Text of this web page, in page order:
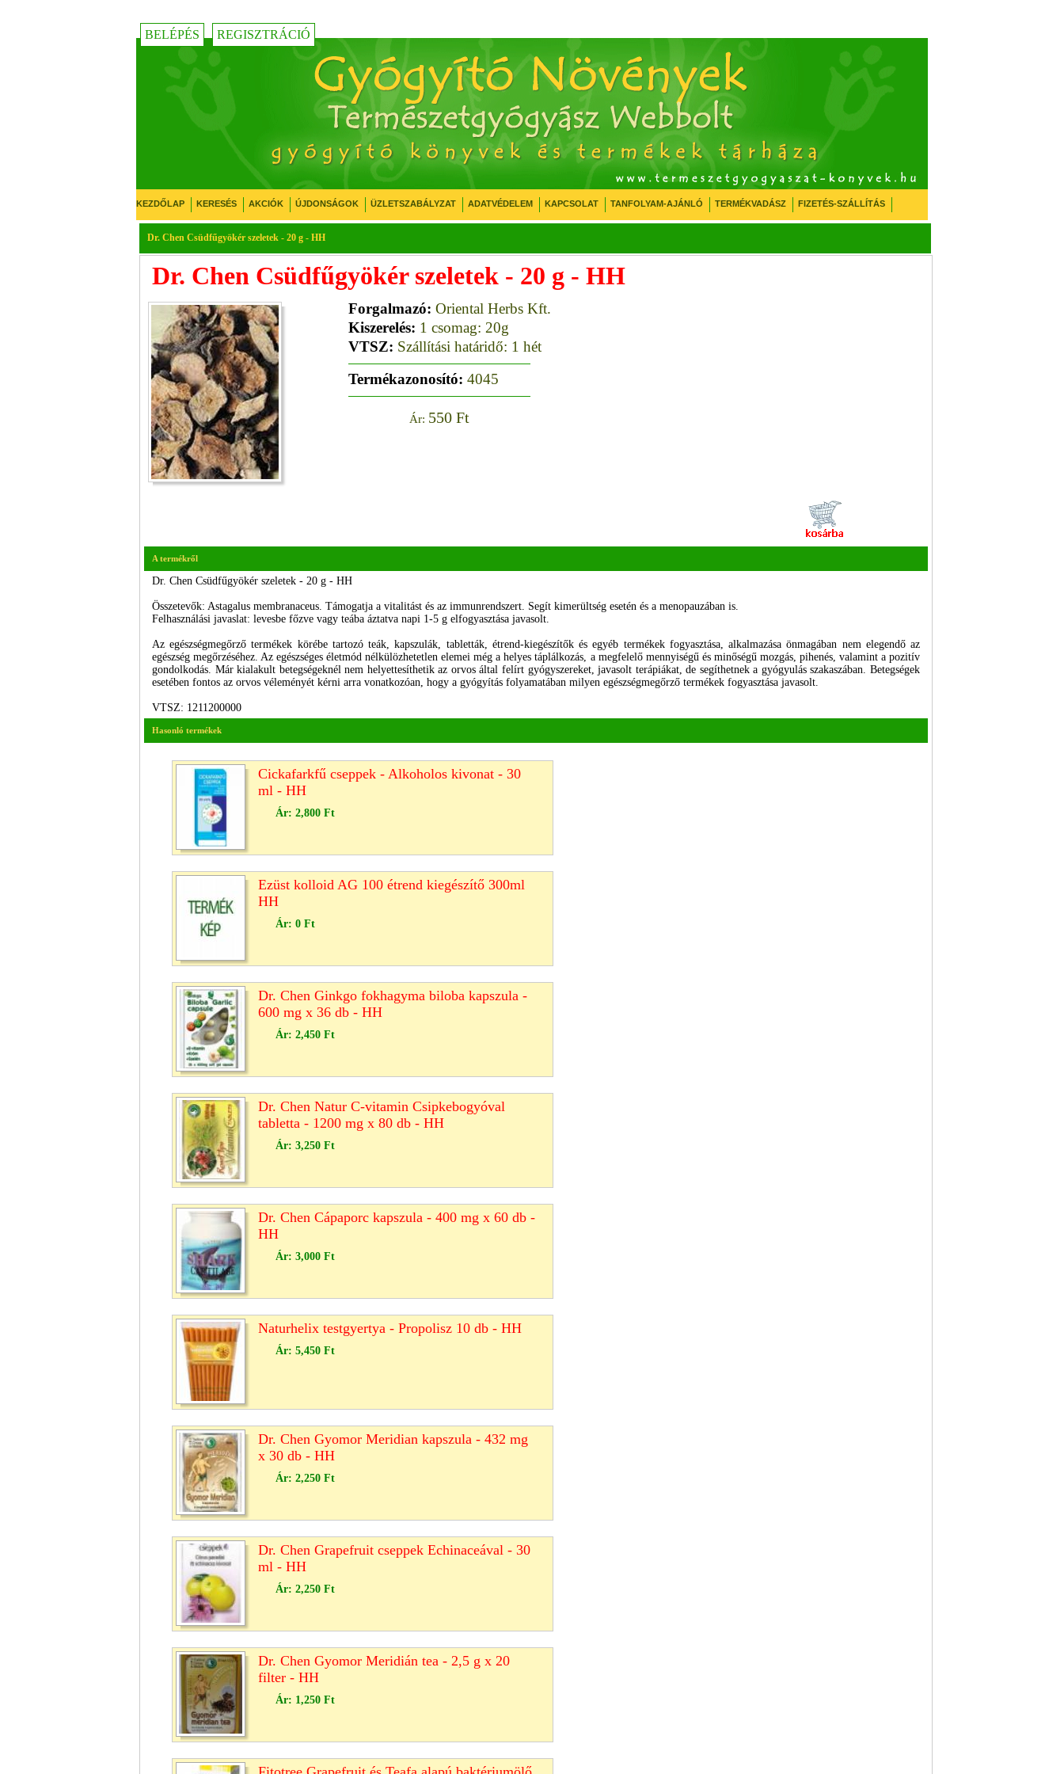
BELÉPÉS REGISZTRÁCIÓ
KEZDŐLAP KERESÉS AKCIÓK ÚJDONSÁGOK ÜZLETSZABÁLYZAT ADATVÉDELEM KAPCSOLAT TANFOLYAM-AJÁNLÓ TERMÉKVADÁSZ FIZETÉS-SZÁLLÍTÁS
Dr. Chen Csüdfűgyökér szeletek - 20 g - HH
Dr. Chen Csüdfűgyökér szeletek - 20 g - HH
Forgalmazó: Oriental Herbs Kft.
Kiszerelés: 1 csomag: 20g
VTSZ: Szállítási határidő: 1 hét
Termékazonosító: 4045
Ár: 550 Ft
A termékről
Dr. Chen Csüdfűgyökér szeletek - 20 g - HH
Összetevők: Astagalus membranaceus. Támogatja a vitalitást és az immunrendszert. Segít kimerültség esetén és a menopauzában is.
Felhasználási javaslat: levesbe főzve vagy teába áztatva napi 1-5 g elfogyasztása javasolt.
Az egészségmegőrző termékek körébe tartozó teák, kapszulák, tabletták, étrend-kiegészítők és egyéb termékek fogyasztása, alkalmazása önmagában nem elegendő az
egészség megőrzéséhez. Az egészséges életmód nélkülözhetetlen elemei még a helyes táplálkozás, a megfelelő mennyiségű és minőségű mozgás, pihenés, valamint a pozitív
gondolkodás. Már kialakult betegségeknél nem helyettesíthetik az orvos által felírt gyógyszereket, javasolt terápiákat, de segíthetnek a gyógyulás szakaszában. Betegségek
esetében fontos az orvos véleményét kérni arra vonatkozóan, hogy a gyógyítás folyamatában milyen egészségmegőrző termékek fogyasztása javasolt.
VTSZ: 1211200000
Hasonló termékek
Cickafarkfű cseppek - Alkoholos kivonat - 30
ml - HH
Ár: 2,800 Ft
Ezüst kolloid AG 100 étrend kiegészítő 300ml
HH
Ár: 0 Ft
Dr. Chen Ginkgo fokhagyma biloba kapszula -
600 mg x 36 db - HH
Ár: 2,450 Ft
Dr. Chen Natur C-vitamin Csipkebogyóval
tabletta - 1200 mg x 80 db - HH
Ár: 3,250 Ft
Dr. Chen Cápaporc kapszula - 400 mg x 60 db -
HH
Ár: 3,000 Ft
Naturhelix testgyertya - Propolisz 10 db - HH
Ár: 5,450 Ft
Dr. Chen Gyomor Meridian kapszula - 432 mg
x 30 db - HH
Ár: 2,250 Ft
Dr. Chen Grapefruit cseppek Echinaceával - 30
ml - HH
Ár: 2,250 Ft
Dr. Chen Gyomor Meridián tea - 2,5 g x 20
filter - HH
Ár: 1,250 Ft